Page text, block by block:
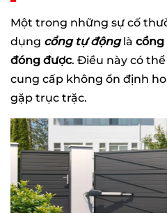
Một trong những sự cố
dụng cổng tự độnglà cổng
đóng được. Điều này có
cung cấp không ổn định
gặp trục trặc.